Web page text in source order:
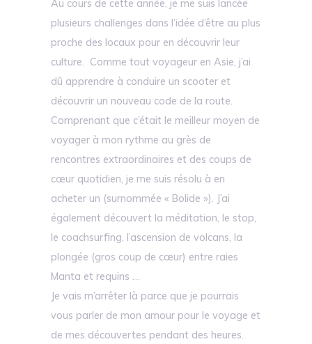
Au cours de cette année, je me suis lancée
plusieurs challenges dans l’idée d’être au plus
proche des locaux pour en découvrir leur
culture. Comme tout voyageur en Asie, j’ai
dû apprendre à conduire un scooter et
découvrir un nouveau code de la route.
Comprenant que c’était le meilleur moyen de
voyager à mon rythme au grès de
rencontres extraordinaires et des coups de
cœur quotidien, je me suis résolu à en
acheter un (surnommée « Bolide »). J’ai
également découvert la méditation, le stop,
le coachsurfing, l’ascension de volcans, la
plongée (gros coup de cœur) entre raies
Manta et requins …
Je vais m’arrêter là parce que je pourrais
vous parler de mon amour pour le voyage et
de mes découvertes pendant des heures.